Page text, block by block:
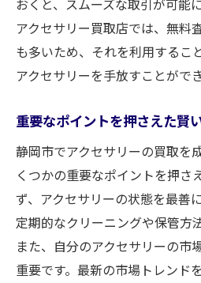
おくと、スムーズな取引が可能
アクセサリー買取店では、無料
も多いため、それを利用するこ
アクセサリーを手放すことができ
重要なポイントを押さえた賢
静岡市でアクセサリーの買取を
くつかの重要なポイントを押さ
ず、アクセサリーの状態を最善
定期的なクリーニングや保管方
また、自分のアクセサリーの市
重要です。最新の市場トレンド